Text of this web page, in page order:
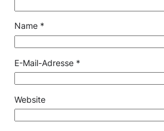
Name *
E-Mail-Adresse *
Website